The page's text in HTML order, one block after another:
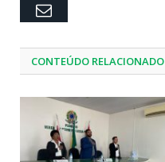
Email
CONTEÚDO RELACIONADO